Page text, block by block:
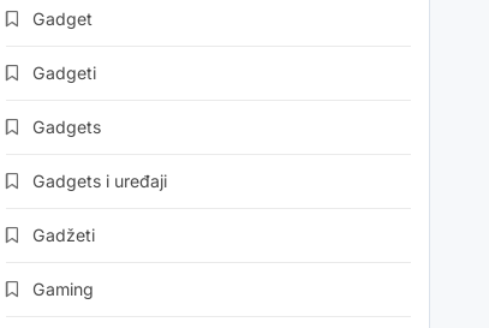
Gadget
Gadgeti
Gadgets
Gadgets i uređaji
Gadžeti
Gaming